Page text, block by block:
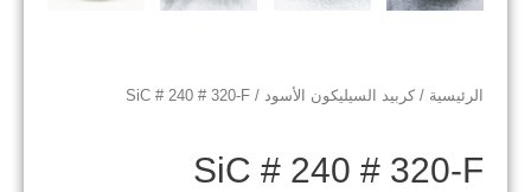
الرئيسية / كربيد السيليكون الأسود / SiC # 240 # 320-F
SiC # 240 # 320-F